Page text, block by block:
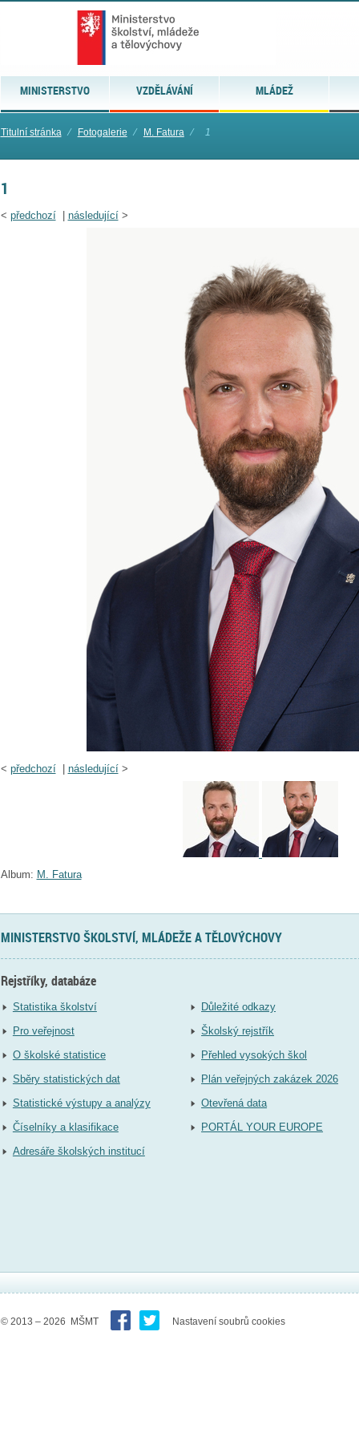
MINISTERSTVO VZDĚLÁVÁNÍ MLÁDEŽ
Titulní stránka ⁄ Fotogalerie ⁄ M. Fatura ⁄ 1
1
< předchozí| následující>
< předchozí| následující>
Album: M. Fatura
MINISTERSTVO ŠKOLSTVÍ, MLÁDEŽE A TĚLOVÝCHOVY
Rejstříky, databáze
Statistika školství
Pro veřejnost
O školské statistice
Sběry statistických dat
Statistické výstupy a analýzy
Číselníky a klasifikace
Adresáře školských institucí
Důležité odkazy
Školský rejstřík
Přehled vysokých škol
Plán veřejných zakázek 2026
Otevřená data
PORTÁL YOUR EUROPE
© 2013 – 2026 MŠMT Nastavení soubrů cookies